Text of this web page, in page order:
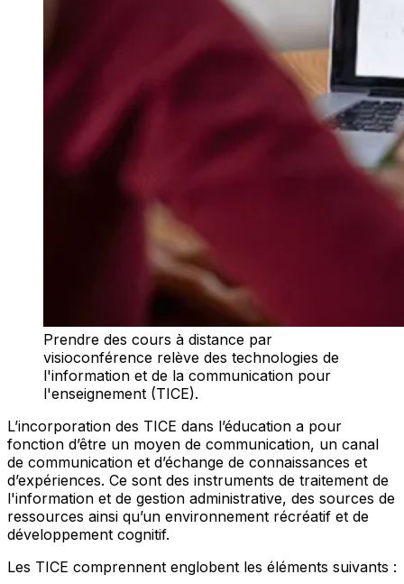
Prendre des cours à distance par
visioconférence relève des technologies de
l'information et de la communication pour
l'enseignement (TICE).
L’incorporation des TICE dans l’éducation a pour
fonction d’être un moyen de communication, un canal
de communication et d’échange de connaissances et
d’expériences. Ce sont des instruments de traitement de
l'information et de gestion administrative, des sources de
ressources ainsi qu’un environnement récréatif et de
développement cognitif.
Les TICE comprennent englobent les éléments suivants :